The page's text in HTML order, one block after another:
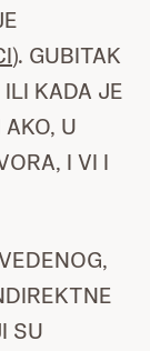
). GUBITAK
KADA JE
U
I VI I
SU